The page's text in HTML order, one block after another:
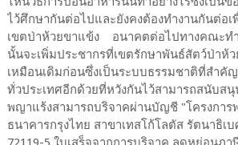
ไว้ศึกษากันต่อไปและยังคงต้องทำงานกันต่อเ
เขตป่าห้วยขาแข้ง อนาคตต่อไปทางคณะท
นั้นจะเพิ่มประชากรที่เขตรักษาพันธ์สัตว์ป่าห้
เหมือนเดิมก่อนซึ่งเป็นระบบธรรมชาติที่สำคั
ทั่วประเทศอีกด้วยที่หวังกันไว้สามารถสนับส
พญาแร้งสามารถบริจาคผ่านบัญชี "โครงกา
ธนาคารกรุงไทย สาขาเทสโก้โลตัส รัตนาธิเ